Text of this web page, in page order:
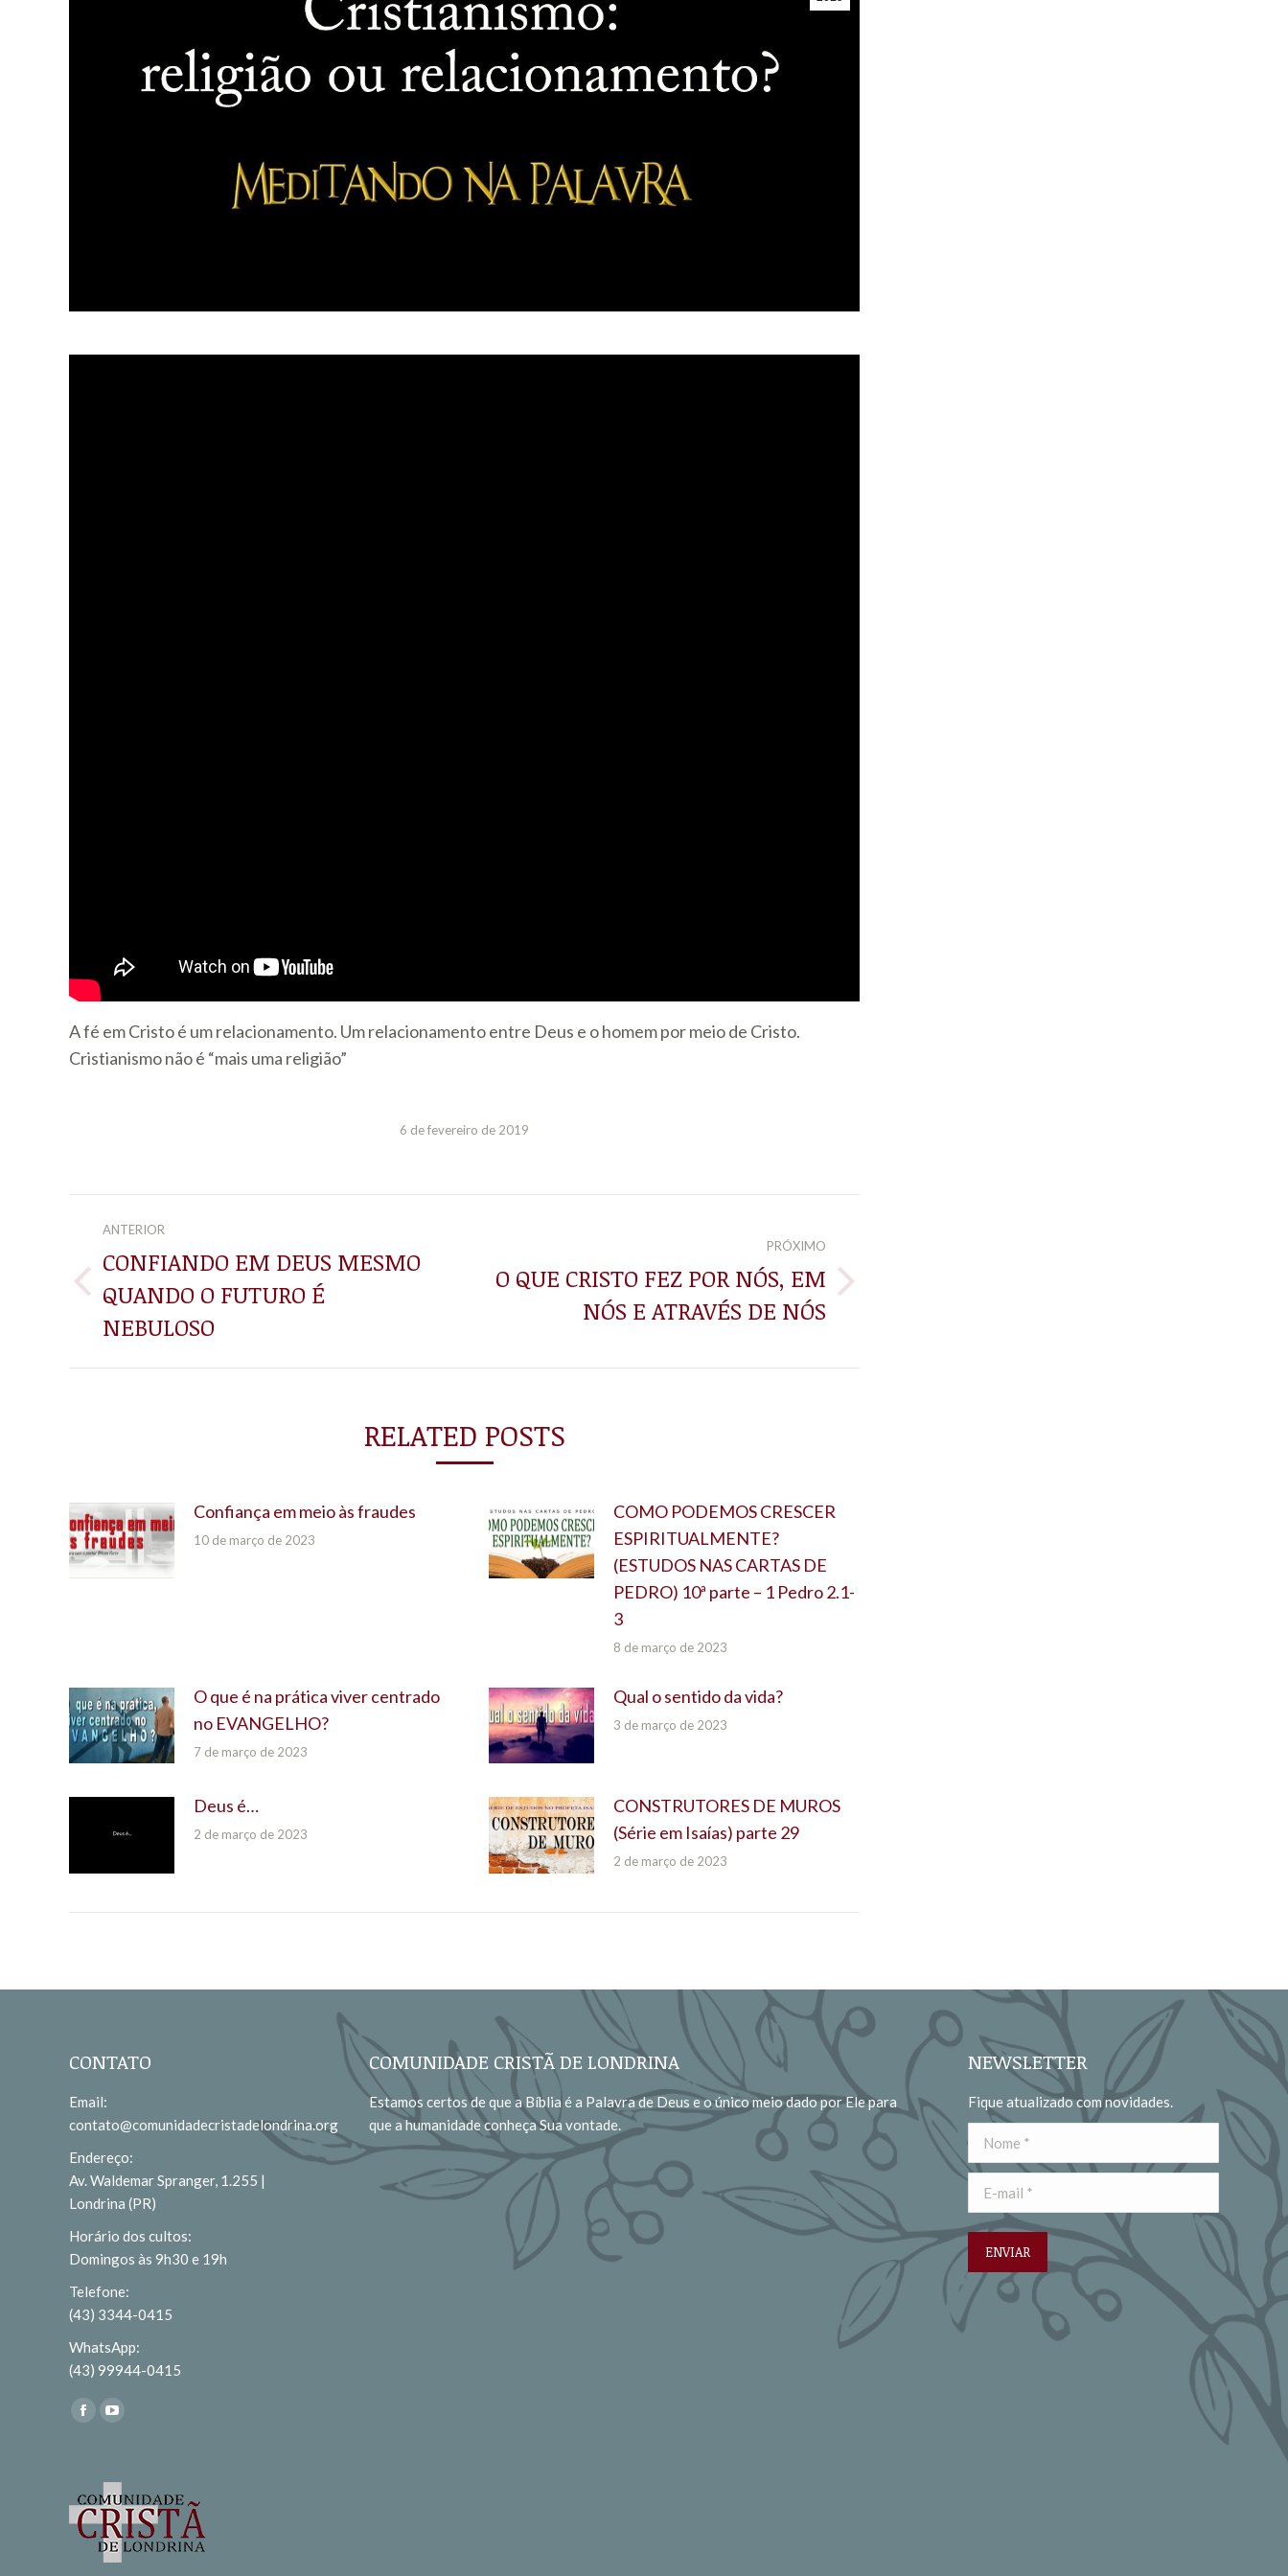
A fé em Cristo é um relacionamento. Um relacionamento entre Deus e o homem por meio de Cristo.
Cristianismo não é “mais uma religião”
6 de fevereiro de 2019
NAVEGAÇÃO
DE
POST:
ANTERIOR
Post
anterior:
CONFIANDO EM DEUS MESMO
QUANDO O FUTURO É
NEBULOSO
PRÓXIMO
Próximo
O QUE CRISTO FEZ POR NÓS, EM
NÓS E ATRAVÉS DE NÓS
RELATED POSTS
Confiança em meio às fraudes
10 de março de 2023
COMO PODEMOS CRESCER
ESPIRITUALMENTE?
(ESTUDOS NAS CARTAS DE
PEDRO) 10ª parte – 1 Pedro 2.1-
3
8 de março de 2023
O que é na prática viver centrado
no EVANGELHO?
7 de março de 2023
Qual o sentido da vida?
3 de março de 2023
Deus é…
2 de março de 2023
CONSTRUTORES DE MUROS
(Série em Isaías) parte 29
2 de março de 2023
CONTATO
Email:
contato@comunidadecristadelondrina.org
Endereço:
Av. Waldemar Spranger, 1.255 |
Londrina (PR)
Horário dos cultos:
Domingos às 9h30 e 19h
Telefone:
(43) 3344-0415
WhatsApp:
(43) 99944-0415
Encontre-nos em:
Facebook
in
new
window
in
new
window
COMUNIDADE CRISTÃ DE LONDRINA
Estamos certos de que a Bíblia é a Palavra de Deus e o único meio dado por Ele para
que a humanidade conheça Sua vontade.
NEWSLETTER
Fique atualizado com novidades.
Nome *
E-mail *
ENVIAR